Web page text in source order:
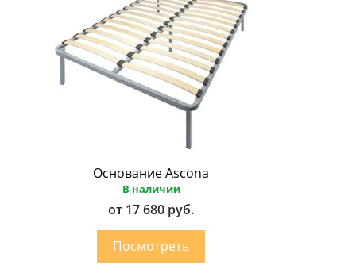
Основание Ascona
В наличии
от 17 680 руб.